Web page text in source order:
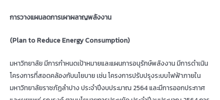
การวางแผนลดการเผาผลาญพลังงาน
(Plan to Reduce Energy Consumption)
มหาวิทยาลัย มีการกำหนดเป้าหมายและแผนการอนุรักษ์พลังงาน มีการดำเนิน
โครงการที่สอดคล้องกับนโยบาย เช่น โครงการปรับปรุงระบบไฟฟ้าภายใน
มหาวิทยาลัยราชภัฏลำปาง ประจำปีงบประมาณ 2564 และมีการออกประกาศ